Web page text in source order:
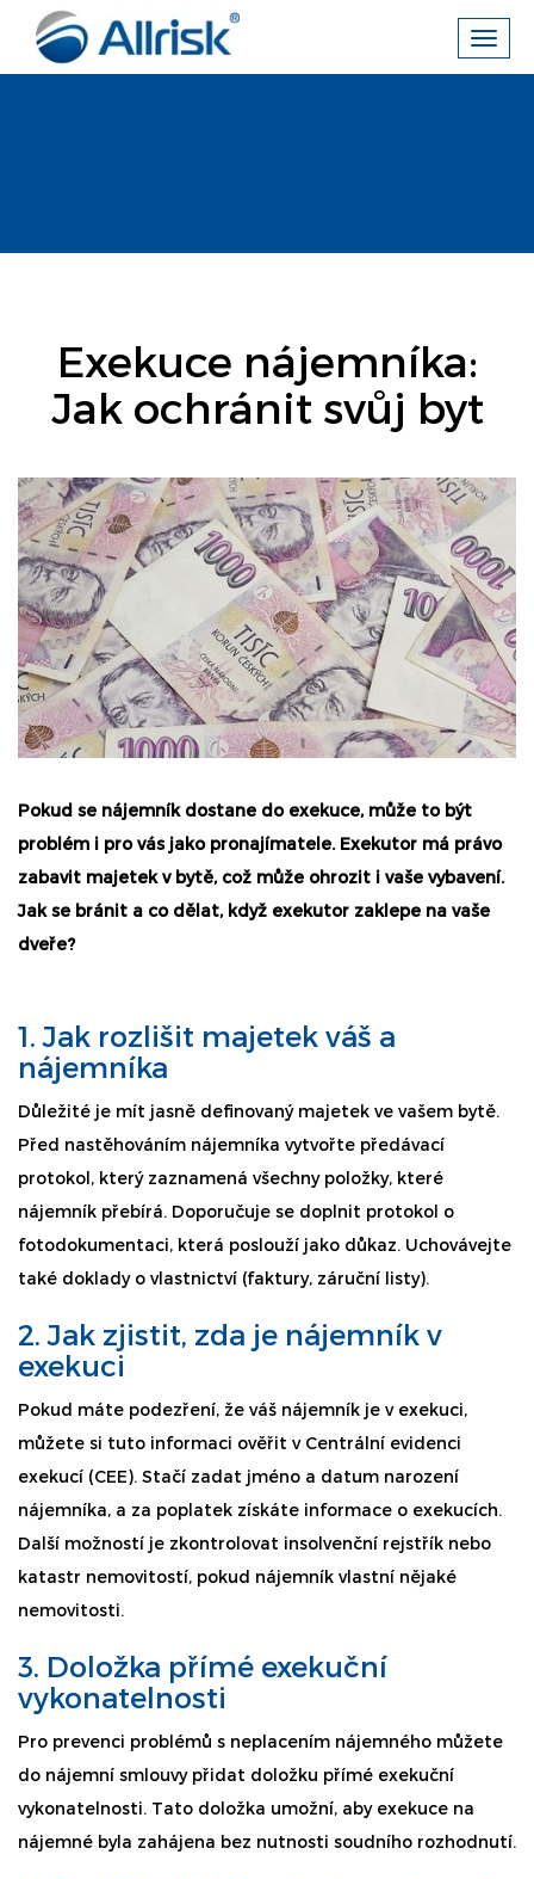
Exekuce nájemníka:
Jak ochránit svůj byt
Pokud se nájemník dostane do exekuce, může to být
problém i pro vás jako pronajímatele. Exekutor má právo
zabavit majetek v bytě, což může ohrozit i vaše vybavení.
Jak se bránit a co dělat, když exekutor zaklepe na vaše
dveře?
1. Jak rozlišit majetek váš a
nájemníka
Důležité je mít jasně definovaný majetek ve vašem bytě.
Před nastěhováním nájemníka vytvořte předávací
protokol, který zaznamená všechny položky, které
nájemník přebírá. Doporučuje se doplnit protokol o
fotodokumentaci, která poslouží jako důkaz. Uchovávejte
také doklady o vlastnictví (faktury, záruční listy).
2. Jak zjistit, zda je nájemník v
exekuci
Pokud máte podezření, že váš nájemník je v exekuci,
můžete si tuto informaci ověřit v Centrální evidenci
exekucí (CEE). Stačí zadat jméno a datum narození
nájemníka, a za poplatek získáte informace o exekucích.
Další možností je zkontrolovat insolvenční rejstřík nebo
katastr nemovitostí, pokud nájemník vlastní nějaké
nemovitosti.
3. Doložka přímé exekuční
vykonatelnosti
Pro prevenci problémů s neplacením nájemného můžete
do nájemní smlouvy přidat doložku přímé exekuční
vykonatelnosti. Tato doložka umožní, aby exekuce na
nájemné byla zahájena bez nutnosti soudního rozhodnutí.